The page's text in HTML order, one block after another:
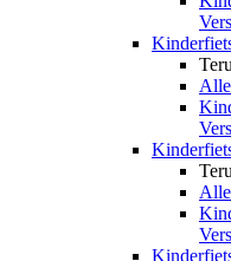
Alle
Alle